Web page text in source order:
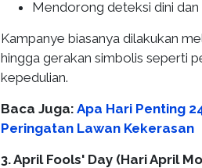
Mendorong deteksi dini
Kampanye biasanya dilakukan
hingga gerakan simbolis seperti
kepedulian.
Baca Juga: Apa Hari Penting
Peringatan Lawan Kekerasan
3. April Fools' Day (Hari April